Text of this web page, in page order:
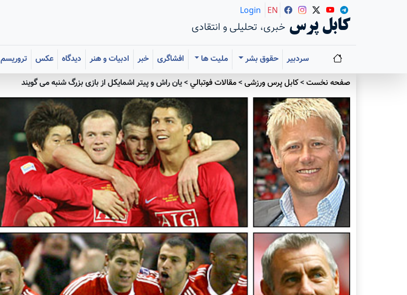
کابل پرس خبری، تحلیلی و انتقادی
Login EN
سردبیر حقوق بشر ملیت ها افشاگری خبر ادبیات و هنر دیدگاه عکس تروریسم
صفحه نخست>کابل پرس ورزشی>مقالات فوتبالي>یان راش و پیتر اشمایکل از بازی بزرگ شنبه می گویند